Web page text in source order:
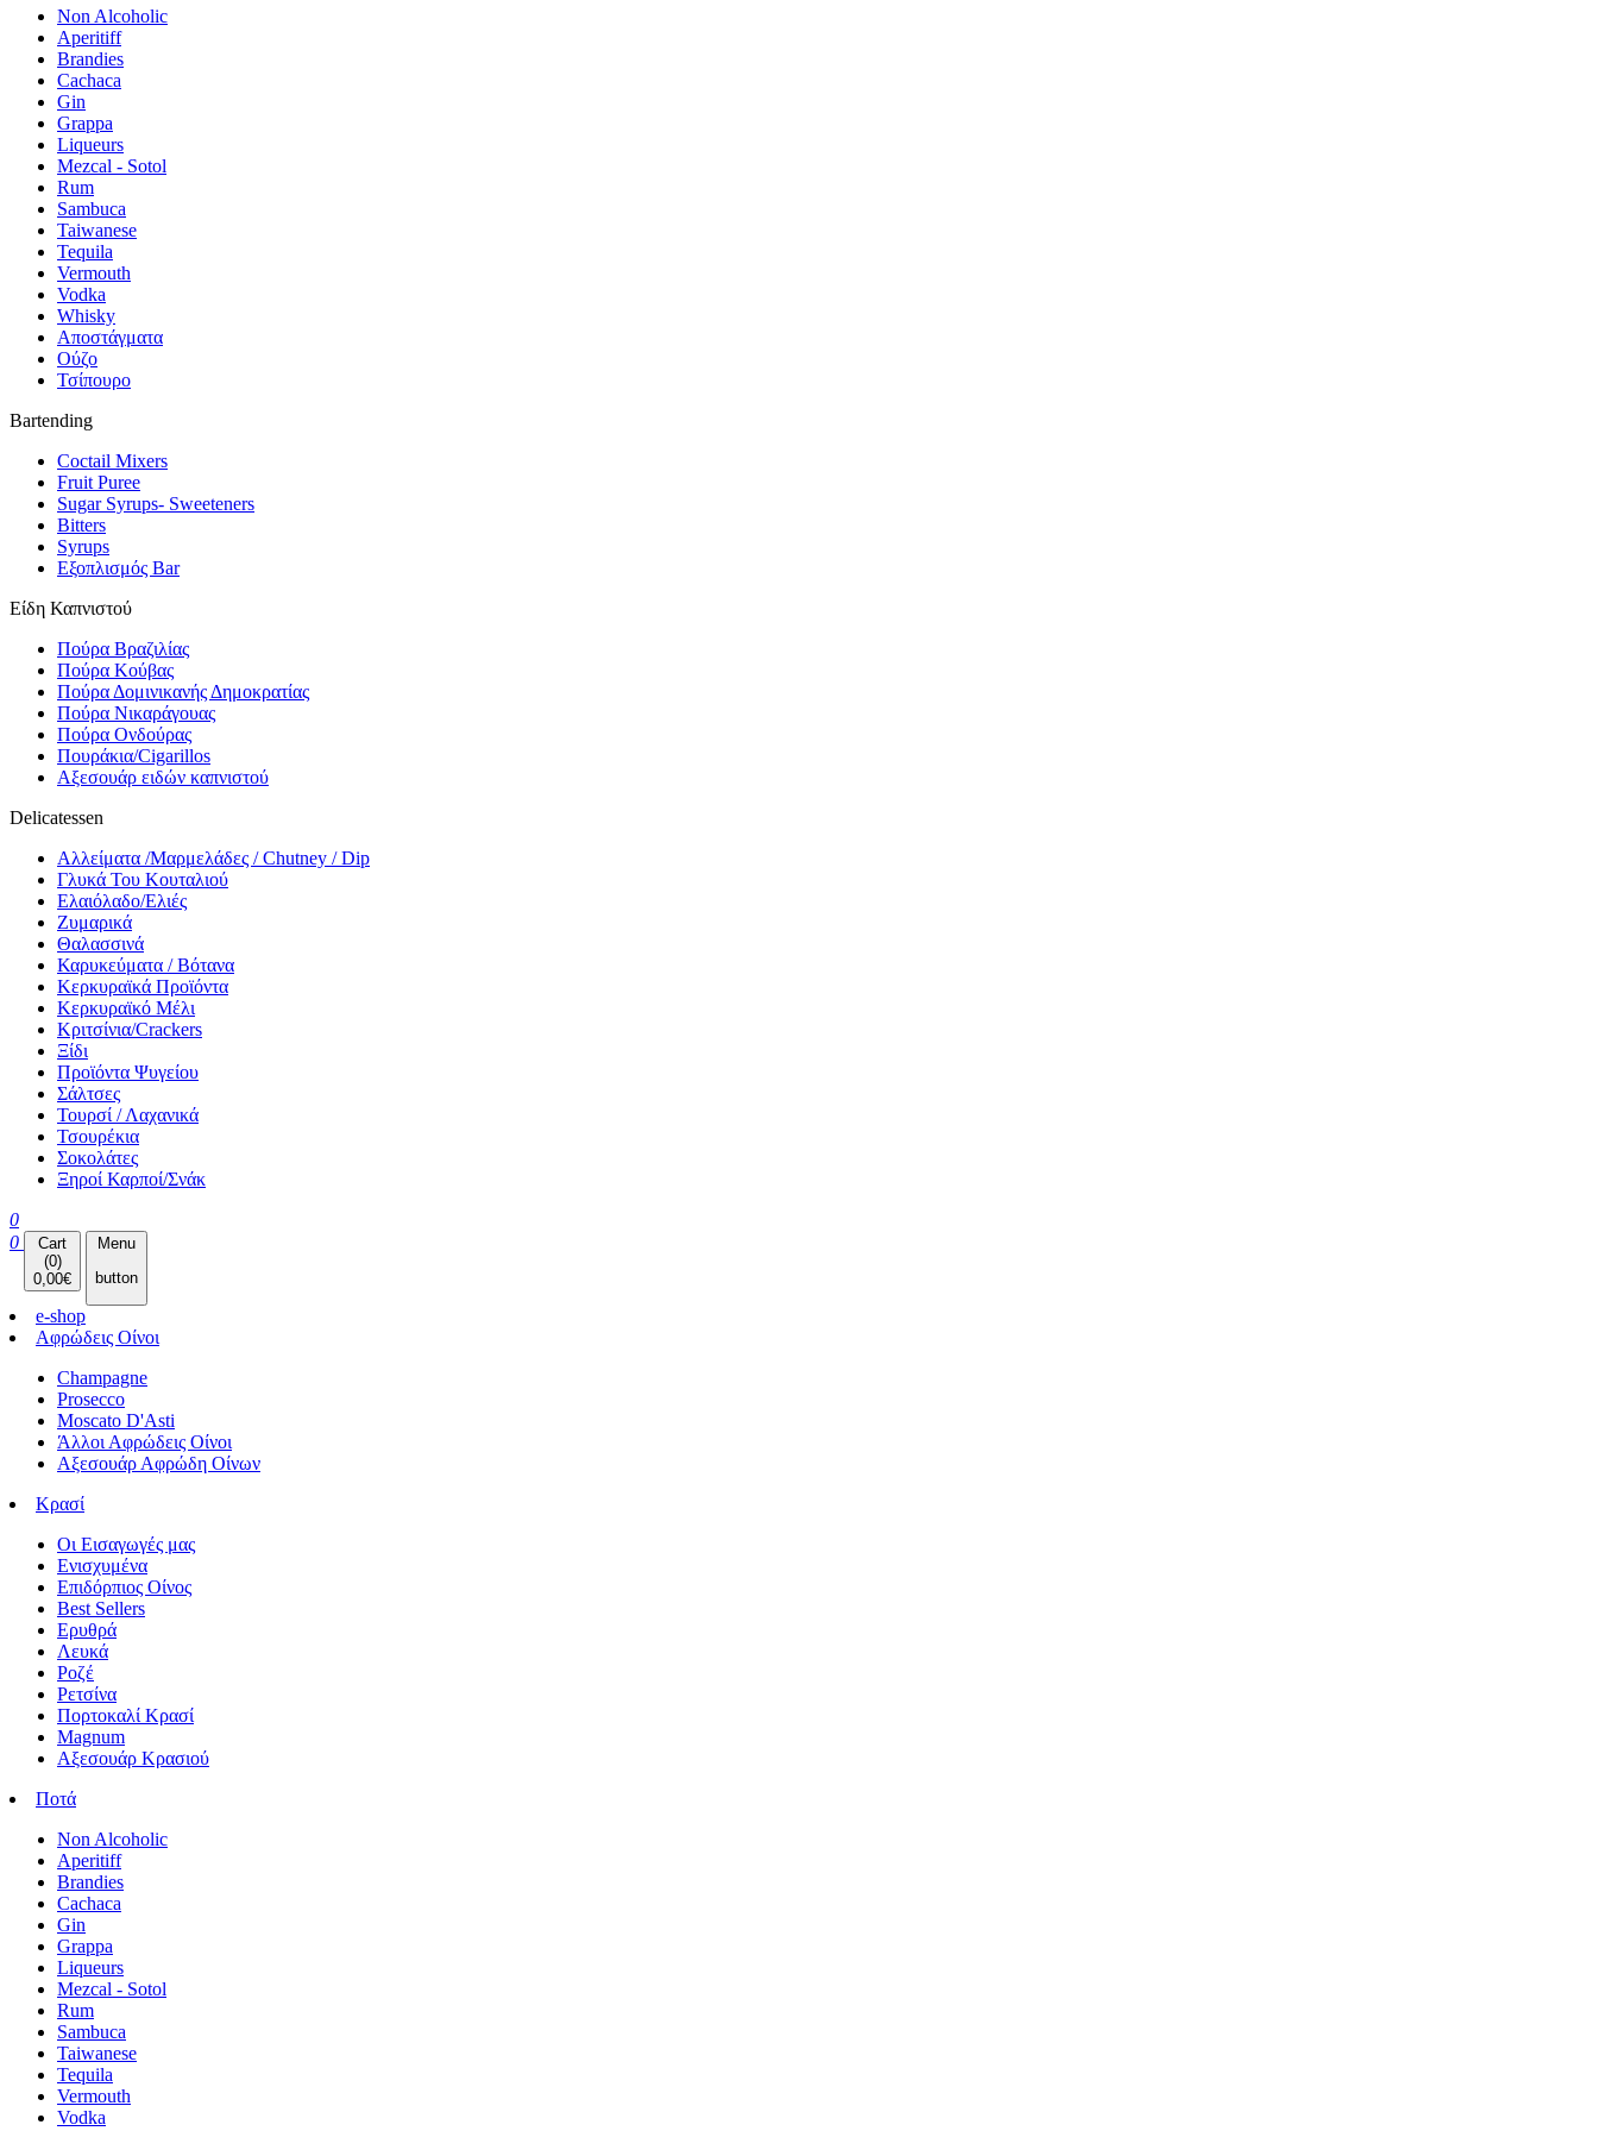
Non Alcoholic
Aperitiff
Brandies
Cachaca
Gin
Grappa
Liqueurs
Mezcal - Sotol
Rum
Sambuca
Taiwanese
Tequila
Vermouth
Vodka
Whisky
Αποστάγματα
Ούζο
Τσίπουρο
Bartending
Coctail Mixers
Fruit Puree
Sugar Syrups- Sweeteners
Bitters
Syrups
Εξοπλισμός Bar
Είδη Καπνιστού
Πούρα Βραζιλίας
Πούρα Κούβας
Πούρα Δομινικανής Δημοκρατίας
Πούρα Νικαράγουας
Πούρα Ονδούρας
Πουράκια/Cigarillos
Αξεσουάρ ειδών καπνιστού
Delicatessen
Αλλείματα /Μαρμελάδες / Chutney / Dip
Γλυκά Του Κουταλιού
Ελαιόλαδο/Ελιές
Ζυμαρικά
Θαλασσινά
Καρυκεύματα / Βότανα
Κερκυραϊκά Προϊόντα
Κερκυραϊκό Μέλι
Κριτσίνια/Crackers
Ξίδι
Προϊόντα Ψυγείου
Σάλτσες
Τουρσί / Λαχανικά
Τσουρέκια
Σοκολάτες
Ξηροί Καρποί/Σνάκ
0
0
Cart
(0)
0,00€
Menu
button
e-shop
Αφρώδεις Οίνοι
Champagne
Prosecco
Moscato D'Asti
Άλλοι Αφρώδεις Οίνοι
Αξεσουάρ Αφρώδη Οίνων
Κρασί
Οι Εισαγωγές μας
Ενισχυμένα
Επιδόρπιος Οίνος
Best Sellers
Ερυθρά
Λευκά
Ροζέ
Ρετσίνα
Πορτοκαλί Κρασί
Magnum
Αξεσουάρ Κρασιού
Ποτά
Non Alcoholic
Aperitiff
Brandies
Cachaca
Gin
Grappa
Liqueurs
Mezcal - Sotol
Rum
Sambuca
Taiwanese
Tequila
Vermouth
Vodka